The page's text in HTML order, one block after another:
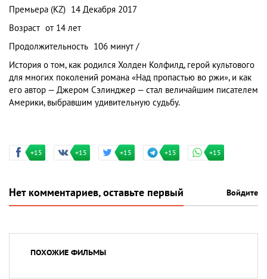
Премьера (KZ) 14 Декабря 2017
Возраст от 14 лет
Продолжительность 106 минут /
История о том, как родился Холден Колфилд, герой культового
для многих поколений романа «Над пропастью во ржи», и как
его автор — Джером Сэлинджер — стал величайшим писателем
Америки, выбравшим удивительную судьбу.
+15 +15 +15 +15 +15
Нет комментариев, оставьте первый Войдите
ПОХОЖИЕ ФИЛЬМЫ